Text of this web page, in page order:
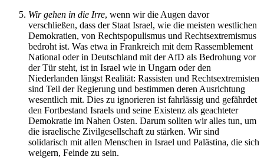
Wir gehen in die Irre, wenn wir die Augen davor
verschließen, dass der Staat Israel, wie die meisten westlichen
Demokratien, von Rechtspopulismus und Rechtsextremismus
bedroht ist. Was etwa in Frankreich mit dem Rassemblement
National oder in Deutschland mit der AfD als Bedrohung vor
der Tür steht, ist in Israel wie in Ungarn oder den
Niederlanden längst Realität: Rassisten und Rechtsextremisten
sind Teil der Regierung und bestimmen deren Ausrichtung
wesentlich mit. Dies zu ignorieren ist fahrlässig und gefährdet
den Fortbestand Israels und seine Existenz als geachteter
Demokratie im Nahen Osten. Darum sollten wir alles tun, um
die israelische Zivilgesellschaft zu stärken. Wir sind
solidarisch mit allen Menschen in Israel und Palästina, die sich
weigern, Feinde zu sein.